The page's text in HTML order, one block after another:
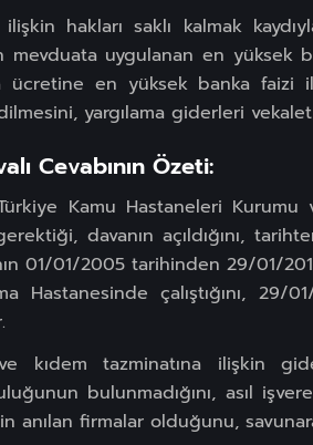
ilişkin hakları saklı kalmak
mevduata uygulanan en yüksek
ücretine en yüksek banka
yargılama giderleri
Cevabının Özeti:
Kamu Hastaneleri
davanın açıldığını,
01/01/2005 tarihinden 29/01/
Hastanesinde çalıştığını,
kıdem tazminatına ilişkin
bulunmadığını, asıl
anılan firmalar olduğunu,